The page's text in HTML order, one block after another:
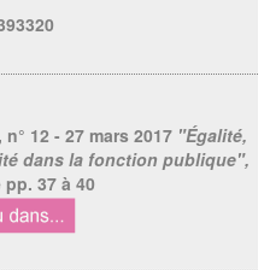
n° 12 - 27 mars 2017 "Égalité,
dans la fonction publique",
37 à 40